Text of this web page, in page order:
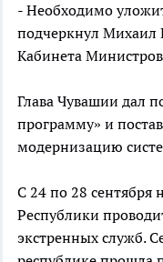
- Необходимо
подчеркнул Михаил
Кабинета
Глава Чувашии дал
программу» и
модернизацию
C 24 по 28 сентября
Республики
экстренных служб.